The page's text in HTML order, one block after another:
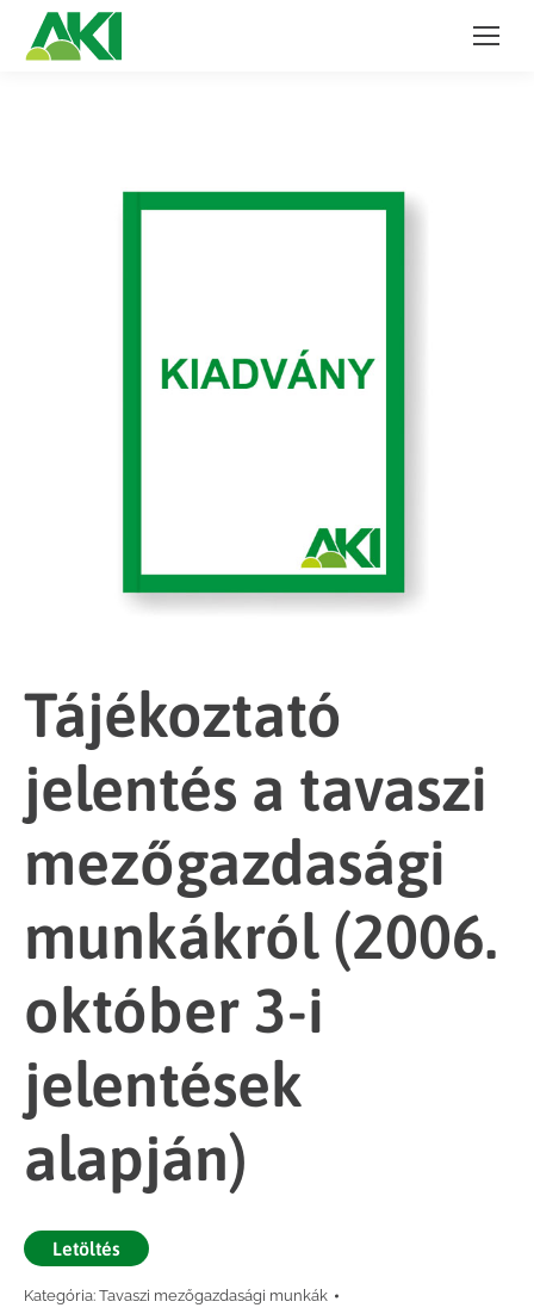
Tájékoztató
jelentés a tavaszi
mezőgazdasági
munkákról (2006.
október 3-i
jelentések
alapján)
Letöltés
Kategória: Tavaszi mezőgazdasági munkák